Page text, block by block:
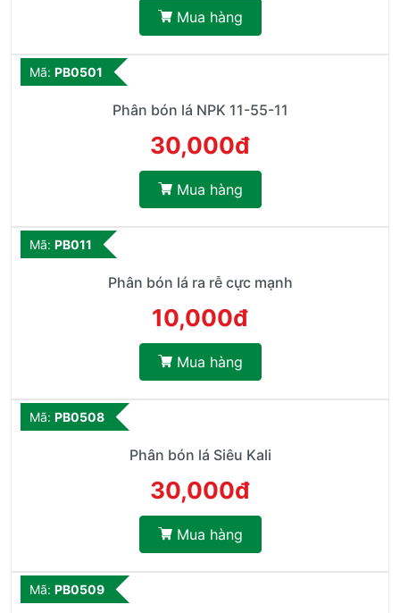
Mua hàng
Mã: PB0501
Phân bón lá NPK 11-55-11
30,000đ
Mua hàng
Mã: PB011
Phân bón lá ra rễ cực mạnh
10,000đ
Mua hàng
Mã: PB0508
Phân bón lá Siêu Kali
30,000đ
Mua hàng
Mã: PB0509